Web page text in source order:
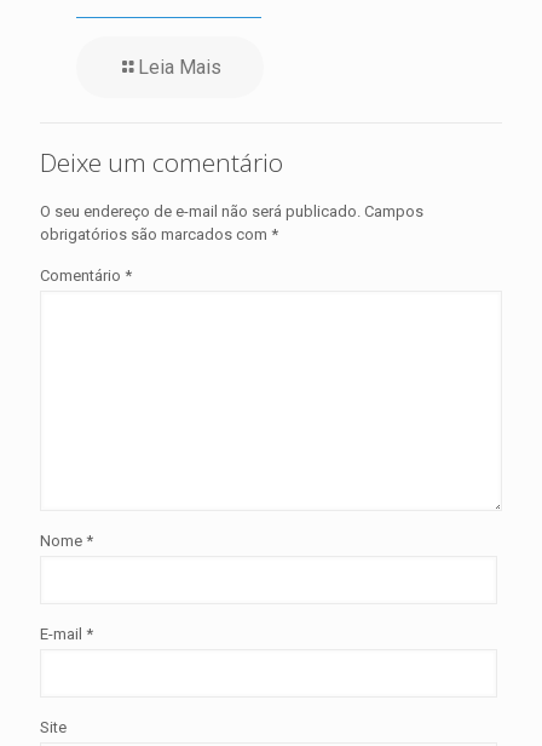
Leia Mais
Deixe um comentário
O seu endereço de e-mail não será publicado. Campos
obrigatórios são marcados com *
Comentário *
Nome *
E-mail *
Site